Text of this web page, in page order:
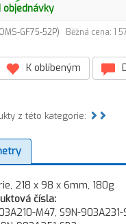
objednávky
GF75-52P)
Běžná cena: 1
K oblíbeným
z této kategorie:
218 x 98 x 6mm, 180g
čísla:
M47, S9N-903A231-